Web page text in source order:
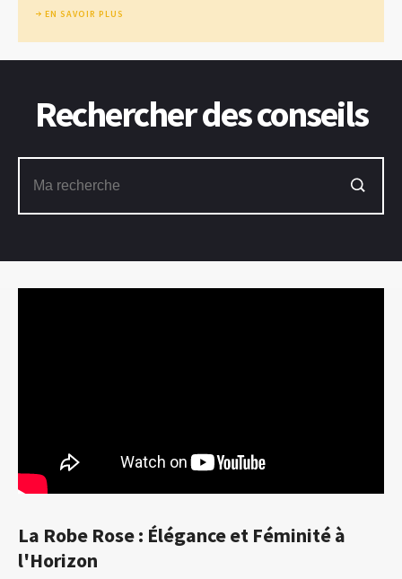
La Robe Rose : Élégance et Féminité à
l'Horizon
EN SAVOIR PLUS
Rechercher des conseils